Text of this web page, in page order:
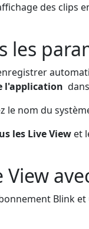
des clips
les
l'application
le nom du
les Live View et
Blink